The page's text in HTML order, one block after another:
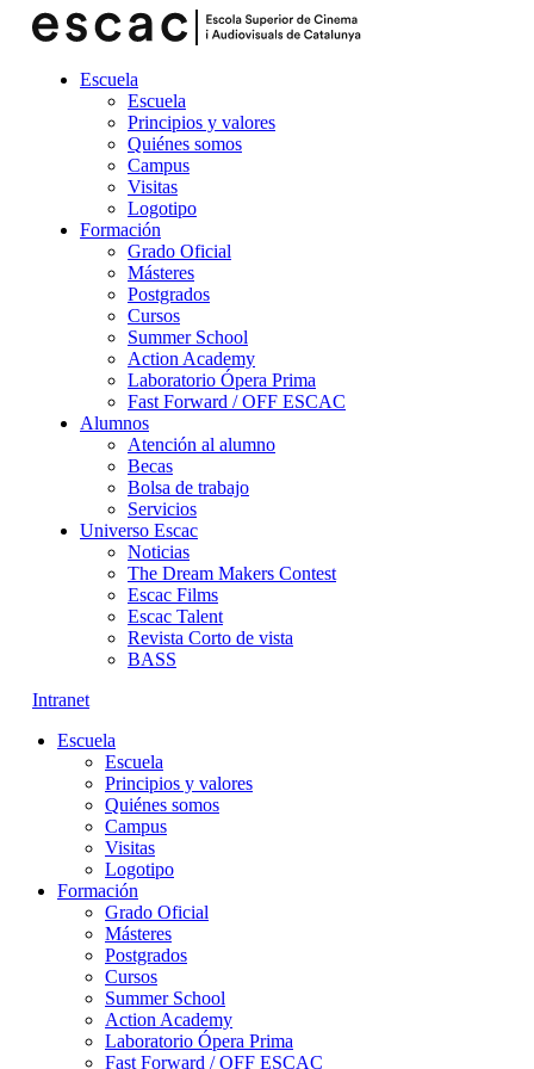
Escuela
Escuela
Principios y valores
Quiénes somos
Campus
Visitas
Logotipo
Formación
Grado Oficial
Másteres
Postgrados
Cursos
Summer School
Action Academy
Laboratorio Ópera Prima
Fast Forward / OFF ESCAC
Alumnos
Atención al alumno
Becas
Bolsa de trabajo
Servicios
Universo Escac
Noticias
The Dream Makers Contest
Escac Films
Escac Talent
Revista Corto de vista
BASS
Intranet
Escuela
Escuela
Principios y valores
Quiénes somos
Campus
Visitas
Logotipo
Formación
Grado Oficial
Másteres
Postgrados
Cursos
Summer School
Action Academy
Laboratorio Ópera Prima
Fast Forward / OFF ESCAC